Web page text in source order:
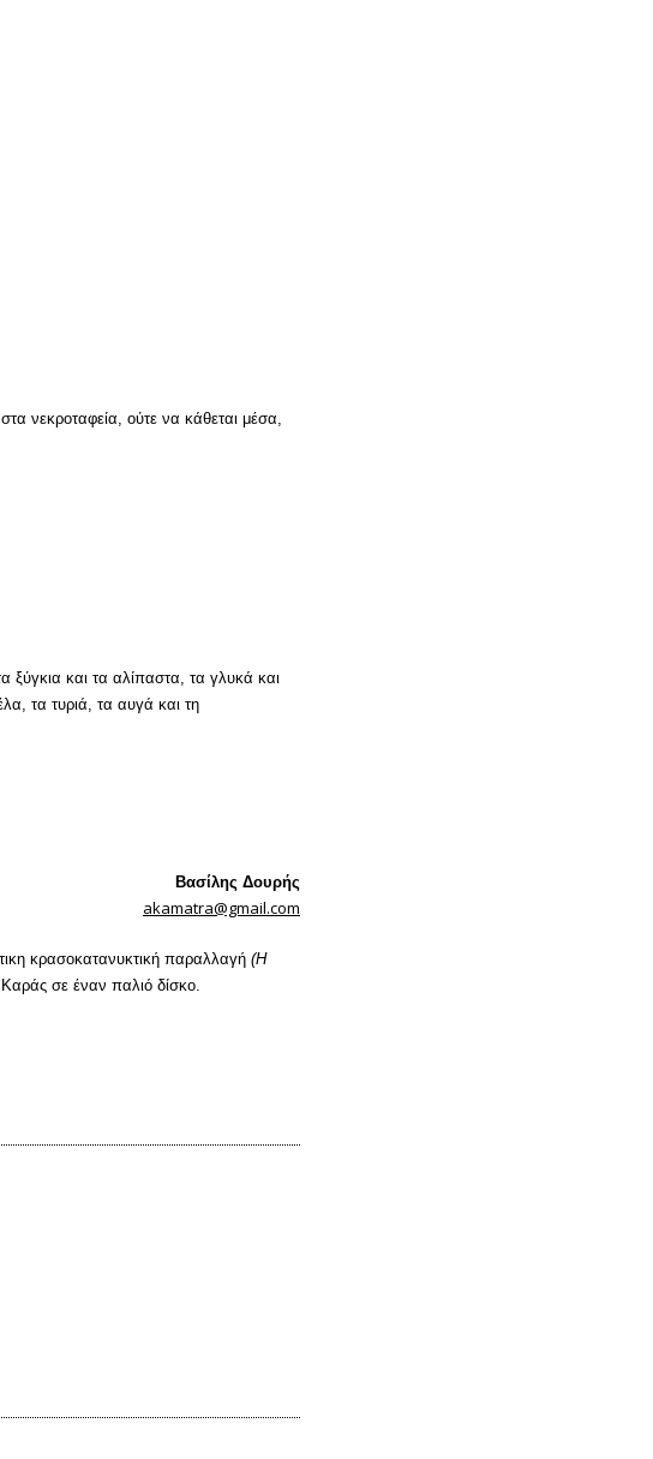
νεκροταφεία, ούτε να κάθεται μέσα,
ξύγκια και τα αλίπαστα, τα γλυκά και
τα τυριά, τα αυγά και τη
Βασίλης Δουρής
akamatra@gmail.com
κρασοκατανυκτική παραλλαγή (Η
σε έναν παλιό δίσκο.